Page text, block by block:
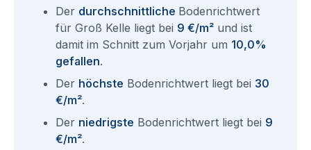
Der durchschnittliche Bodenrichtwert
für Groß Kelle liegt bei 9 €/m² und ist
damit im Schnitt zum Vorjahr um 10,0%
gefallen.
Der höchste Bodenrichtwert liegt bei 30
€/m².
Der niedrigste Bodenrichtwert liegt bei 9
€/m².